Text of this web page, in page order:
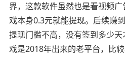
界，这款软件虽然也是看视频
戏本身0.3元就能提现。后续赚
提现门槛不高，没有签到多少
戏是2018年出来的老平台，比